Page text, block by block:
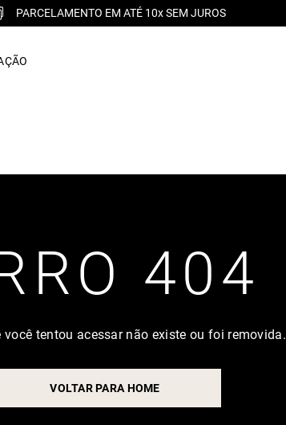
PARCELAMENTO EM ATÉ 10x SEM JUROS
404
você tentou acessar não existe ou foi removida.
VOLTAR PARA HOME